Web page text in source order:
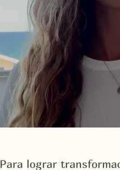
Para lograr